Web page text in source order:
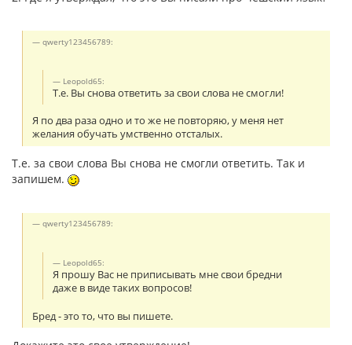
qwerty123456789:
Leopold65:
Т.е. Вы снова ответить за свои слова не смогли!
Я по два раза одно и то же не повторяю, у меня нет
желания обучать умственно отсталых.
Т.е. за свои слова Вы снова не смогли ответить. Так и
запишем.
qwerty123456789:
Leopold65:
Я прошу Вас не приписывать мне свои бредни
даже в виде таких вопросов!
Бред - это то, что вы пишете.